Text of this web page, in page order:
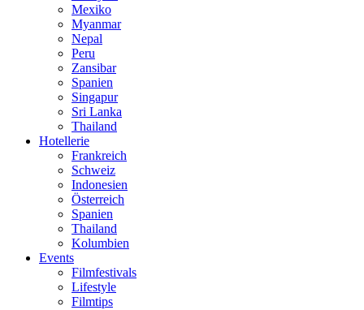
Mexiko
Myanmar
Nepal
Peru
Zansibar
Spanien
Singapur
Sri Lanka
Thailand
Hotellerie
Frankreich
Schweiz
Indonesien
Österreich
Spanien
Thailand
Kolumbien
Events
Filmfestivals
Lifestyle
Filmtips